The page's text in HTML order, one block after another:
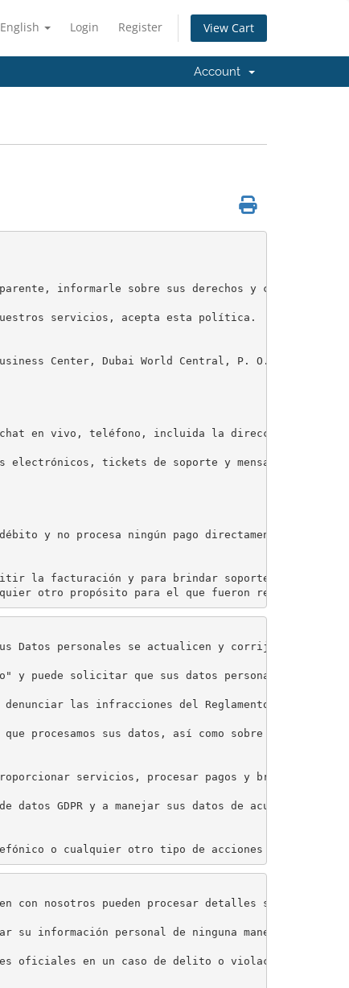
English Login Register View Cart
Account
informarle sobre sus derechos y cumplir con
servicios, acepta esta política.
Center, Dubai World Central, P. O. Box 390667
en vivo, teléfono, incluida la dirección de
electrónicos, tickets de soporte y mensajes
y no procesa ningún pago directamente. Para
la facturación y para brindar soporte al
otro propósito para el que fueron recopilados
Datos personales se actualicen y corrijan en
y puede solicitar que sus datos personales se
las infracciones del Reglamento general
procesamos sus datos, así como sobre sus
servicios, procesar pagos y brindar
datos GDPR y a manejar sus datos de acuerdo
o cualquier otro tipo de acciones de marketing
con nosotros pueden procesar detalles
su información personal de ninguna manera.
oficiales en un caso de delito o violación de la